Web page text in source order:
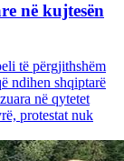
në kujtesën
të përgjithshëm
ndihen shqiptarë
në qytetet
protestat nuk